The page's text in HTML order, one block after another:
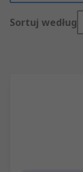
Sortuj według